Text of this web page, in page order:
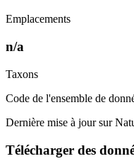
Emplacements
n/a
Taxons
Code de l'ensemble de
Dernière mise à jour sur
Télécharger des